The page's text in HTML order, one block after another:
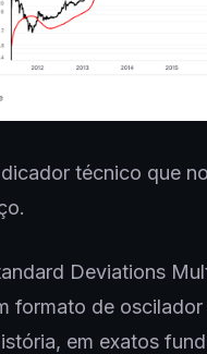
técnico que
Deviations
formato de
em exatos